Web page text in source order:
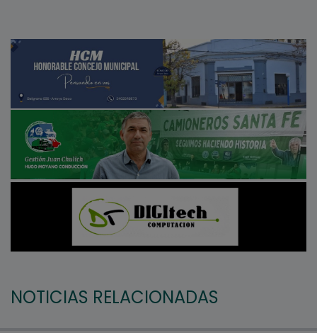
NOTICIAS RELACIONADAS